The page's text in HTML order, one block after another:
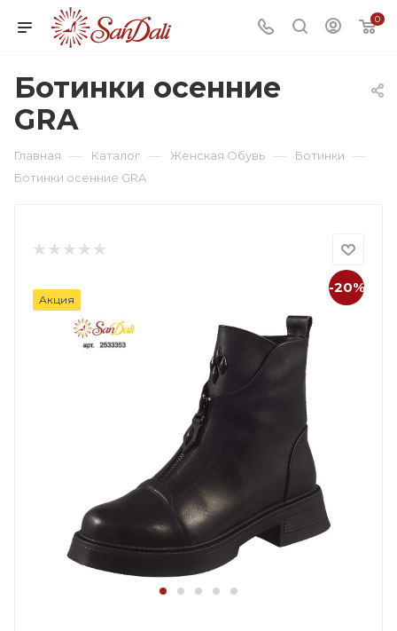
0
Ботинки осенние
GRA
Главная — Каталог — Женская Обувь — Ботинки —
Ботинки осенние GRA
-20%
Акция